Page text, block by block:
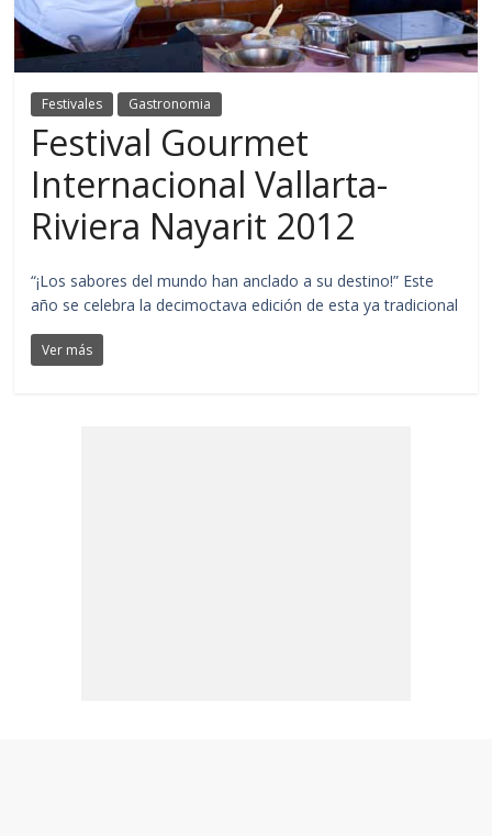
Festivales Gastronomia
Festival Gourmet
Internacional Vallarta-
Riviera Nayarit 2012
“¡Los sabores del mundo han anclado a su destino!” Este
año se celebra la decimoctava edición de esta ya tradicional
Ver más